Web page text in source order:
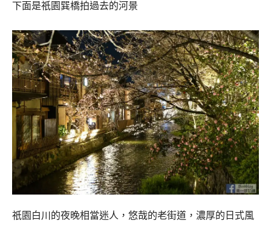
下面是祇園巽橋拍過去的河景
祇園白川的夜晚相當迷人，悠哉的老街道，濃厚的日式風